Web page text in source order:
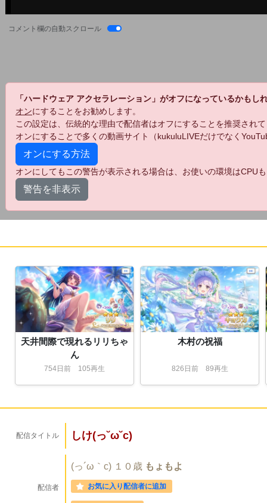
コメント欄の自動スクロール
「ハードウェア アクセラレーション」がオフになっているかもし
オンにすることをお勧めします。
この設定は、伝統的な理由で配信者はオフにすることを推奨され
オンにすることで多くの動画サイト（kukuluLIVEだけでなく
オンにする方法
オンにしてもこの警告が表示される場合は、お使いの環境はCPU
警告を非表示
天井間際で現れるリリちゃ
ん
754 日 前 105再生
木村の祝福
826 日 前89再生
配信タイトル しけ(っ˘ω˘c)
配信者
(っ´ω｀c) １０歳 もょもよ
お気に入り配信者に追加